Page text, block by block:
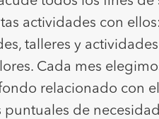
actividades con
talleres y
Cada mes
relacionado con
de